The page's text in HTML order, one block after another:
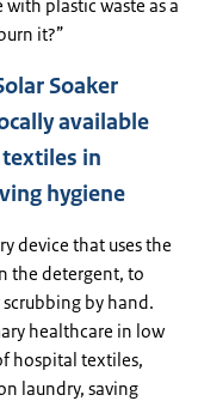
plastic waste as a
it?”
Soaker
available
in
hygiene
device that uses the
the detergent, to
by hand.
healthcare in low
hospital textiles,
laundry, saving